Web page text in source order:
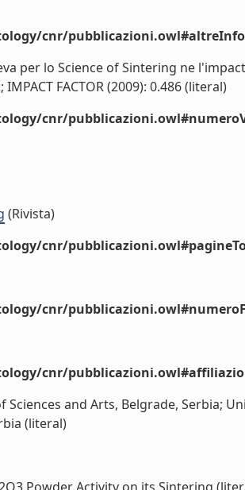
cnr/
per lo Science of Sintering ne
FACTOR (2009): 0.486 (literal)
cnr/
(Rivista)
cnr/
cnr/
cnr/
Sciences and Arts, Belgrade, Serbia;
(literal)